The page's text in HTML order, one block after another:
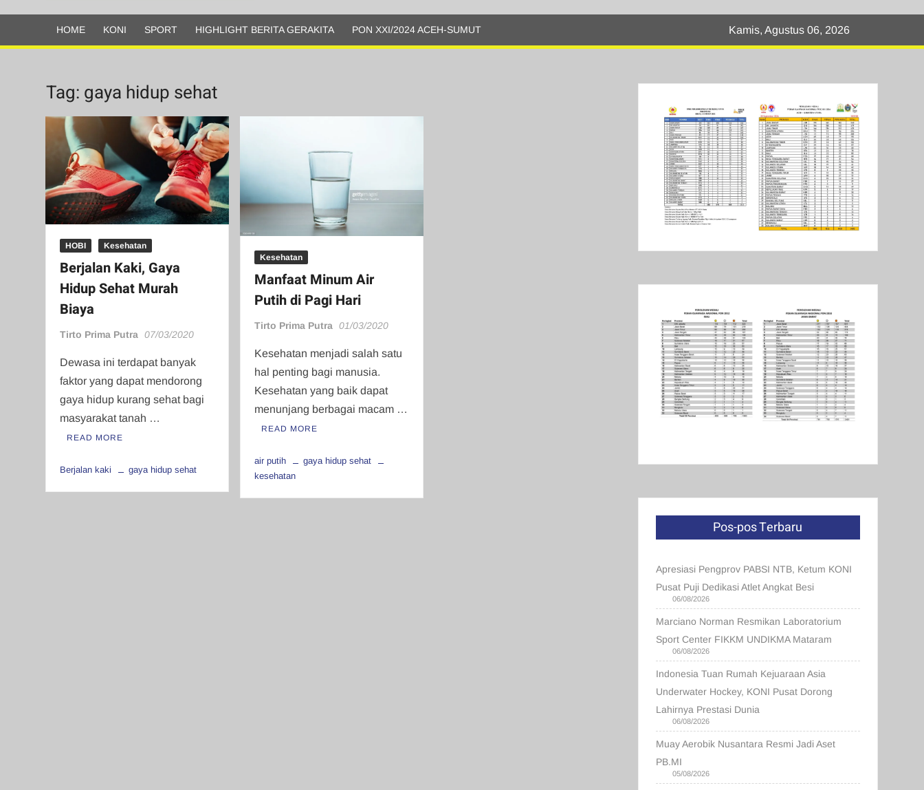
Olahraga
HOME KONI SPORT HIGHLIGHT BERITA GERAKITA PON XXI/2024 ACEH-SUMUT Kamis, Agustus 06, 2026
Tag: gaya hidup sehat
HOBI Kesehatan
Berjalan Kaki, Gaya
Hidup Sehat Murah
Biaya
Tirto Prima Putra 07/03/2020
Dewasa ini terdapat banyak
faktor yang dapat mendorong
gaya hidup kurang sehat bagi
masyarakat tanah …
READ MORE
Berjalan kaki gaya hidup sehat
Kesehatan
Manfaat Minum Air
Putih di Pagi Hari
Tirto Prima Putra 01/03/2020
Kesehatan menjadi salah satu
hal penting bagi manusia.
Kesehatan yang baik dapat
menunjang berbagai macam …
READ MORE
air putih
gaya hidup sehat
kesehatan
Pos-pos Terbaru
Apresiasi Pengprov PABSI NTB, Ketum KONI
Pusat Puji Dedikasi Atlet Angkat Besi
06/08/2026
Marciano Norman Resmikan Laboratorium
Sport Center FIKKM UNDIKMA Mataram
06/08/2026
Indonesia Tuan Rumah Kejuaraan Asia
Underwater Hockey, KONI Pusat Dorong
Lahirnya Prestasi Dunia
06/08/2026
Muay Aerobik Nusantara Resmi Jadi Aset
PB.MI
05/08/2026